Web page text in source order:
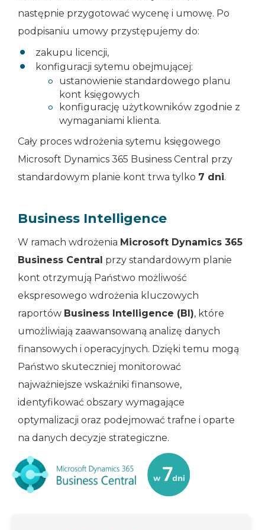
następnie przygotować wycenę i umowę. Po
podpisaniu umowy przystępujemy do:
zakupu licencji,
konfiguracji sytemu obejmującej:
ustanowienie standardowego planu
kont księgowych
konfigurację użytkowników zgodnie z
wymaganiami klienta.
Cały proces wdrożenia sytemu księgowego
Microsoft Dynamics 365 Business Central przy
standardowym planie kont trwa tylko 7 dni.
Business Intelligence
W ramach wdrożenia Microsoft Dynamics 365
Business Central przy standardowym planie
kont otrzymują Państwo możliwość
ekspresowego wdrożenia kluczowych
raportów Business Intelligence (BI), które
umożliwiają zaawansowaną analizę danych
finansowych i operacyjnych. Dzięki temu mogą
Państwo skuteczniej monitorować
najważniejsze wskaźniki finansowe,
identyfikować obszary wymagające
optymalizacji oraz podejmować trafne i oparte
na danych decyzje strategiczne.